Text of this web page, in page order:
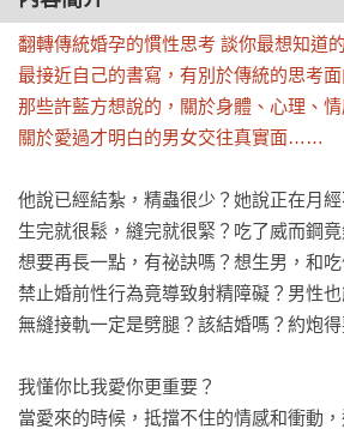
翻轉傳統婚孕的慣性思考 談你最想知道
最接近自己的書寫，有別於傳統的思考面
那些許藍方想說的，關於身體、心理、
關於愛過才明白的男女交往真實面……
他說已經結紮，精蟲很少？她說正在月經
生完就很鬆，縫完就很緊？吃了威而鋼竟
想要再長一點，有祕訣嗎？想生男，和吃
禁止婚前性行為竟導致射精障礙？男性
無縫接軌一定是劈腿？該結婚嗎？約炮
我懂你比我愛你更重要？
當愛來的時候，抵擋不住的情感和衝動